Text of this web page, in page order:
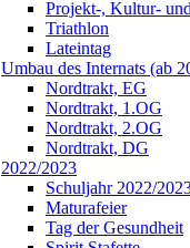
Projekt-, Kultur-
Triathlon
Lateintag
Umbau des Internats (ab
Nordtrakt, EG
Nordtrakt, 1.OG
Nordtrakt, 2.OG
Nordtrakt, DG
2022/2023
Schuljahr 2022/
Maturafeier
Tag der Gesundheit